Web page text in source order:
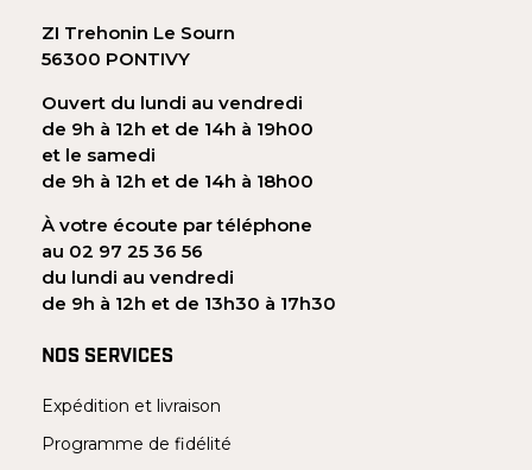
ZI Trehonin Le Sourn
56300 PONTIVY
Ouvert du lundi au vendredi
de 9h à 12h et de 14h à 19h00
et le samedi
de 9h à 12h et de 14h à 18h00
À votre écoute par téléphone
au 02 97 25 36 56
du lundi au vendredi
de 9h à 12h et de 13h30 à 17h30
NOS SERVICES
Expédition et livraison
Programme de fidélité